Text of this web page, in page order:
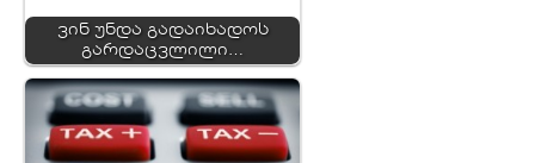
ვინ უნდა გადაიხადოს
გარდაცვლილი…